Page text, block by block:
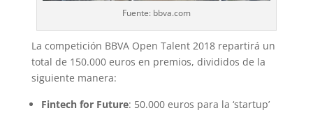
Fuente: bbva.com
La competición BBVA Open Talent 2018 repartirá un
total de 150.000 euros en premios, divididos de la
siguiente manera:
Fintech for Future: 50.000 euros para la ‘startup’